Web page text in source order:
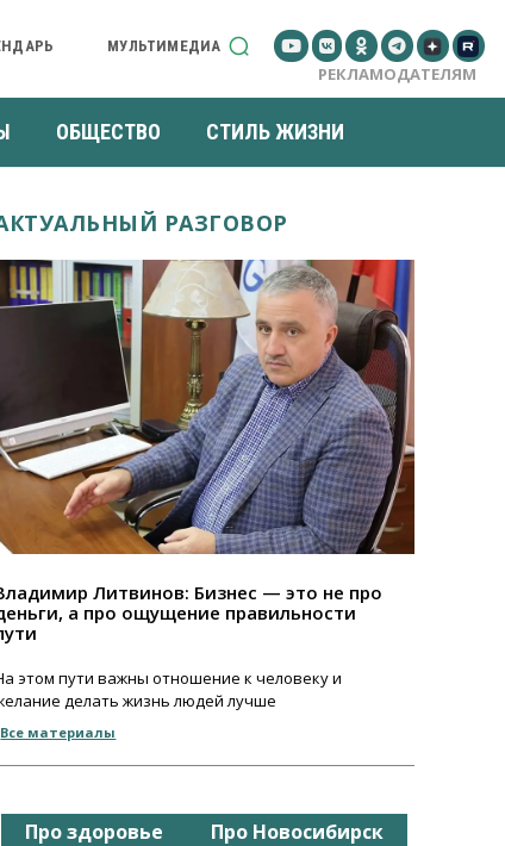
МУЛЬТИМЕДИА
РЕКЛАМОДАТЕЛЯМ
ОБЩЕСТВО СТИЛЬ ЖИЗНИ
РАЗГОВОР
Литвинов: Бизнес — это не про
а про ощущение правильности
этом пути важны отношение к человеку и
делать жизнь людей лучше
Все материалы
Про здоровье Про Новосибирск